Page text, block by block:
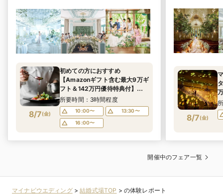
8/7(金)
初めての方におすすめ
【Amazonギフト含む最大9万ギ
フト＆142万円優待特典付】豪
華3万相当コース試食×6つの挙
式スタイル＆6つのパーティ会場
から好みの雰囲気が見つかる♪
まるっと見学フェア
所要時間：3時間程度
10:00〜
13:30〜
16:00〜
8/7(金)
4
開催中のフェア一覧
マイナビウエディング>結婚式場TOP > の体験レポート